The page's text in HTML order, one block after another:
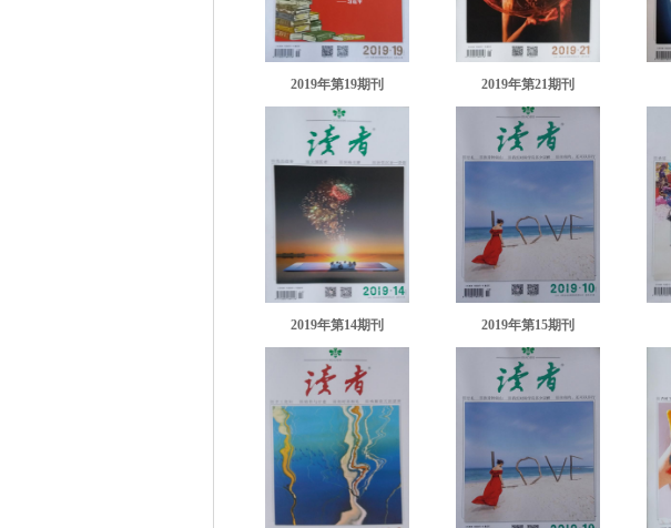
2019年第19期刊 2019年第21期刊
2019年第14期刊 2019年第15期刊